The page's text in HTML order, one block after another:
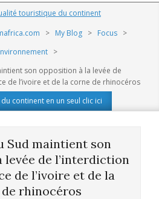
touristique du continent
> My Blog > Focus >
>
son opposition à la levée de
de l’ivoire et de la corne de rhinocéros
continent en un seul clic ici
Sud maintient son
de l’interdiction
de l’ivoire et de la
rhinocéros